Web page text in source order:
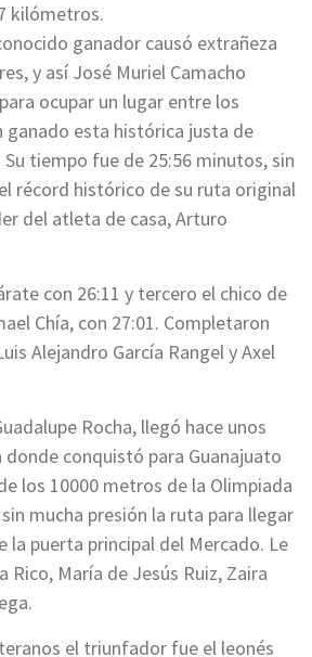
kilómetros.
ganador causó extrañeza
y así José Muriel Camacho
ocupar un lugar entre los
ganado esta histórica justa de
tiempo fue de 25:56 minutos, sin
récord histórico de su ruta original
del atleta de casa, Arturo
con 26:11 y tercero el chico de
Chía, con 27:01. Completaron
Alejandro García Rangel y Axel
Rocha, llegó hace unos
donde conquistó para Guanajuato
los 10000 metros de la Olimpiada
mucha presión la ruta para llegar
puerta principal del Mercado. Le
Rico, María de Jesús Ruiz, Zaira
el triunfador fue el leonés